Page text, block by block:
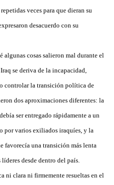
veces para que dieran su
desacuerdo con su
algunas cosas salieron mal durante el
se deriva de la incapacidad,
controlar la transición política de
dos aproximaciones diferentes: la
ser entregado rápidamente a un
por varios exiliados iraquíes, y la
favorecía una transición más lenta
desde dentro del país.
ni clara ni firmemente resueltas en el